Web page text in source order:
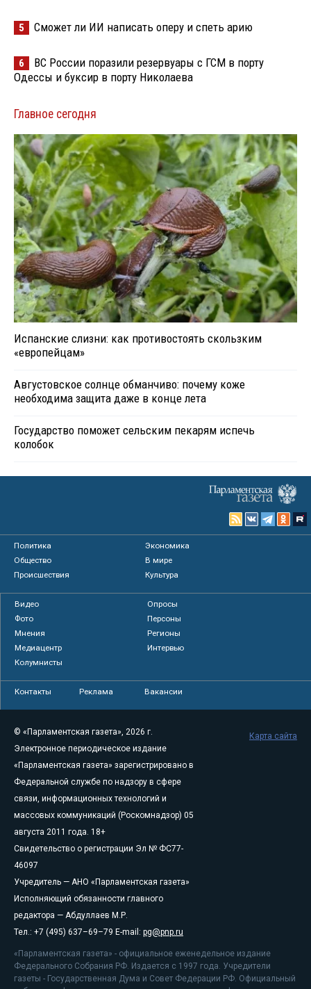
5 Сможет ли ИИ написать оперу и спеть арию
6
ВС России поразили резервуары с ГСМ в порту
Одессы и буксир в порту Николаева
Главное сегодня
Испанские слизни: как противостоять скользким
«европейцам»
Августовское солнце обманчиво: почему коже
необходима защита даже в конце лета
Государство поможет сельским пекарям испечь
колобок
Политика
Экономика
Общество
В мире
Происшествия
Культура
Видео
Опросы
Фото
Персоны
Мнения
Регионы
Медиацентр
Интервью
Колумнисты
Контакты Реклама Вакансии
© «Парламентская газета», 2026 г.
Электронное периодическое издание
«Парламентская газета» зарегистрировано в
Федеральной службе по надзору в сфере
связи, информационных технологий и
массовых коммуникаций (Роскомнадзор) 05
августа 2011 года. 18+
Свидетельство о регистрации Эл № ФС77-
46097
Учредитель — АНО «Парламентская газета»
Исполняющий обязанности главного
редактора — Абдуллаев М.Р.
Тел.: +7 (495) 637–69–79 E-mail: pg@pnp.ru
«Парламентская газета» - официальное еженедельное издание
Федерального Собрания РФ. Издается с 1997 года. Учредители
газеты - Государственная Дума и Совет Федерации РФ. Официальный
Карта сайта